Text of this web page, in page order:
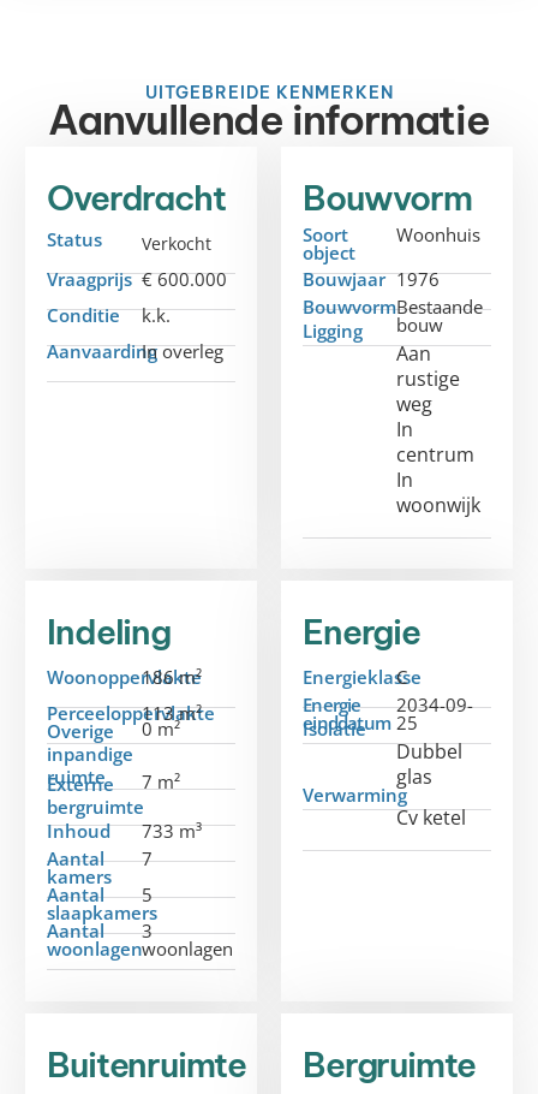
UITGEBREIDE KENMERKEN
Aanvullende informatie
Overdracht
Status Verkocht
Vraagprijs € 600.000
Conditie
k.k.
AanvaardingIn overleg
Bouwvorm
Soort
object
Woonhuis
Bouwjaar 1976
BouwvormBestaande
bouw
Ligging
Aan
rustige
weg
In
centrum
In
woonwijk
Indeling
Woonoppervlakte
186 m²
Perceeloppervlakte
113 m²
Overige
inpandige
ruimte
0 m²
Externe
bergruimte
7 m²
Inhoud
733 m³
Aantal
kamers
7
Aantal
slaapkamers
5
Aantal
woonlagen
3
woonlagen
Energie
Energieklasse
C
Energie
einddatum
2034-09-
25
Isolatie
Dubbel
glas
Verwarming
Cv ketel
Buitenruimte Bergruimte